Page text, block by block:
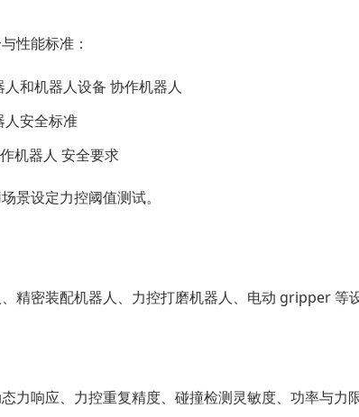
性能标准：
和机器人设备 协作机器人
人安全标准
机器人 安全要求
景设定力控阈值测试。
精密装配机器人、力控打磨机器人、电动 gripper 等
力响应、力控重复精度、碰撞检测灵敏度、功率与力